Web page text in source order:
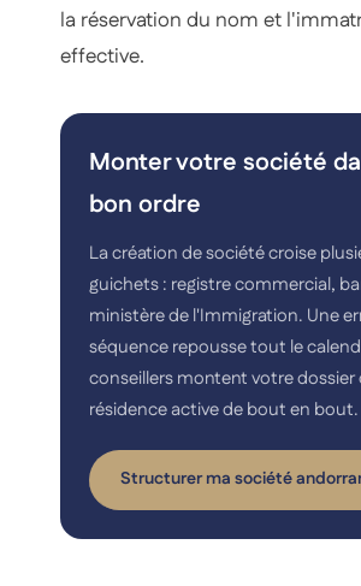
la réservation du nom et
effective.
Monter votre société
bon ordre
La création de société croise
guichets : registre commercial,
ministère de l'Immigration. Une
séquence repousse tout le
conseillers montent votre dossier
résidence active de bout en bout.
Structurer ma société